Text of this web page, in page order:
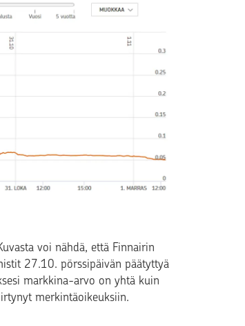
voi nähdä, että Finnairin
27.10. pörssipäivän päätyttyä
markkina-arvo on yhtä kuin
merkintäoikeuksiin.